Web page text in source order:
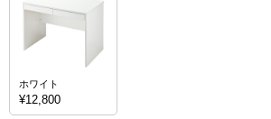
ホワイト
¥12,800